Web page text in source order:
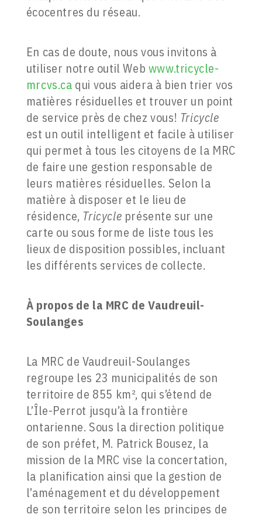
écocentres du réseau.
En cas de doute, nous vous invitons à
utiliser notre outil Web www.tricycle-
mrcvs.ca qui vous aidera à bien trier vos
matières résiduelles et trouver un point
de service près de chez vous! Tricycle
est un outil intelligent et facile à utiliser
qui permet à tous les citoyens de la MRC
de faire une gestion responsable de
leurs matières résiduelles. Selon la
matière à disposer et le lieu de
résidence, Tricycle présente sur une
carte ou sous forme de liste tous les
lieux de disposition possibles, incluant
les différents services de collecte.
À propos de la MRC de Vaudreuil-
Soulanges
La MRC de Vaudreuil-Soulanges
regroupe les 23 municipalités de son
territoire de 855 km², qui s’étend de
L’Île-Perrot jusqu’à la frontière
ontarienne. Sous la direction politique
de son préfet, M. Patrick Bousez, la
mission de la MRC vise la concertation,
la planification ainsi que la gestion de
l’aménagement et du développement
de son territoire selon les principes de